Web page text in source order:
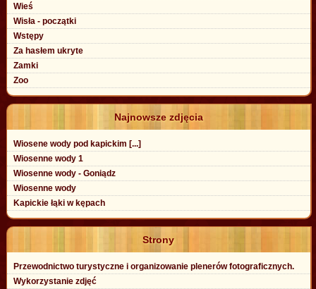
Wieś
Wisła - początki
Wstępy
Za hasłem ukryte
Zamki
Zoo
Najnowsze zdjęcia
Wiosene wody pod kapickim [...]
Wiosenne wody 1
Wiosenne wody - Goniądz
Wiosenne wody
Kapickie łąki w kępach
Strony
Przewodnictwo turystyczne i organizowanie plenerów fotograficznych.
Wykorzystanie zdjęć